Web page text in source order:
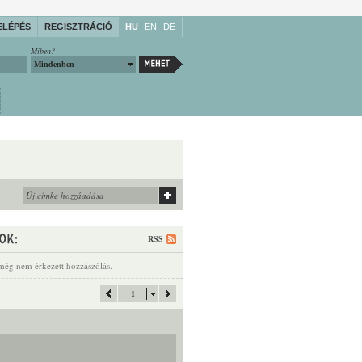
REGISZTRÁCIÓ HU EN DE
Miben?
Mindenben
RSS
nem érkezett hozzászólás.
1